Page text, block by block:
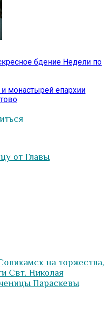
бдение Недели по
монастырей епархии
от Главы
на торжества,
Свт. Николая
Параскевы